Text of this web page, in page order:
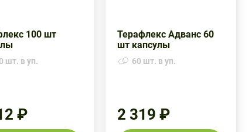
100 шт
шт. в уп.
₽
Терафлекс Адванс 60
шт капсулы
60 шт. в уп.
2 319 ₽